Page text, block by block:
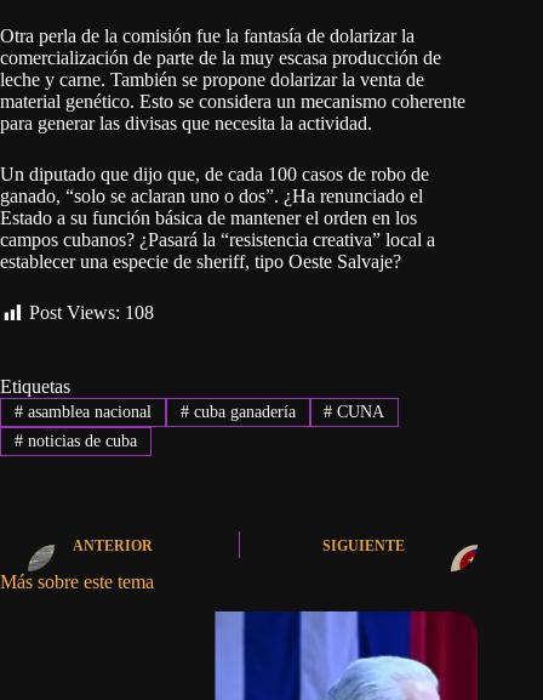
Otra perla de la comisión fue la fantasía de dolarizar la
comercialización de parte de la muy escasa producción de
leche y carne. También se propone dolarizar la venta de
material genético. Esto se considera un mecanismo coherente
para generar las divisas que necesita la actividad.
Un diputado que dijo que, de cada 100 casos de robo de
ganado, “solo se aclaran uno o dos”. ¿Ha renunciado el
Estado a su función básica de mantener el orden en los
campos cubanos? ¿Pasará la “resistencia creativa” local a
establecer una especie de sheriff, tipo Oeste Salvaje?
Post Views: 108
Etiquetas
#asamblea nacional #cuba ganadería # CUNA
#noticias de cuba
ANTERIOR SIGUIENTE
Más sobre este tema